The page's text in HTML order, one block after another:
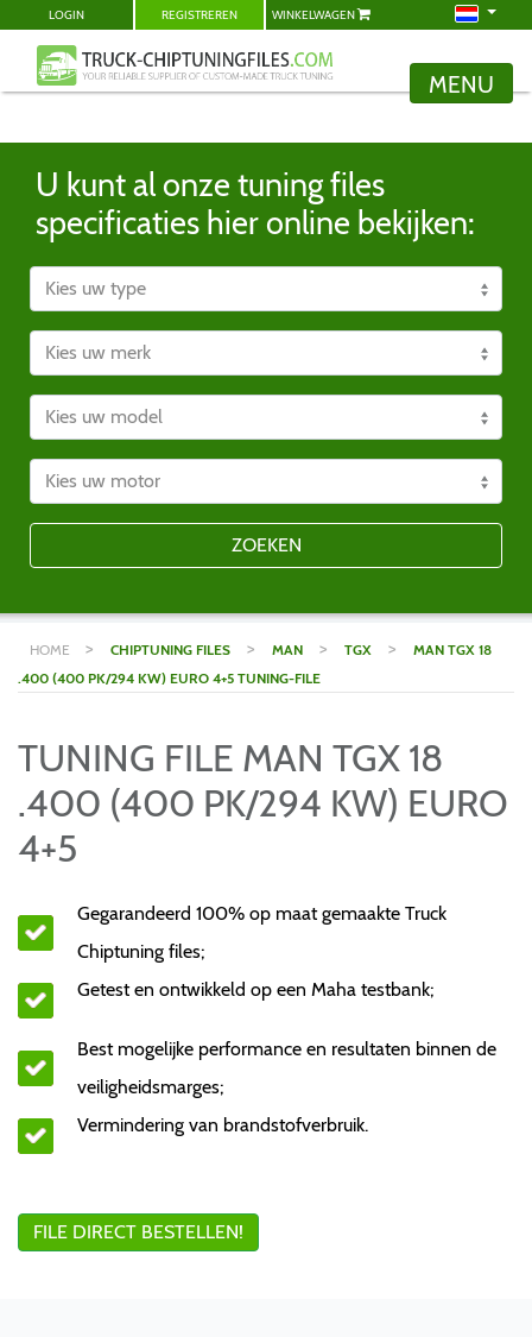
LOGIN REGISTREREN WINKELWAGEN
MENU
U kunt al onze tuning files
specificaties hier online bekijken:
ZOEKEN
HOME > CHIPTUNING FILES > MAN > TGX >
MAN TGX 18
.400 (400 PK/294 KW) EURO 4+5 TUNING-FILE
TUNING FILE MAN TGX 18
.400 (400 PK/294 KW) EURO
4+5
Gegarandeerd 100% op maat gemaakte Truck
Chiptuning files;
Getest en ontwikkeld op een Maha testbank;
Best mogelijke performance en resultaten binnen de
veiligheidsmarges;
Vermindering van brandstofverbruik.
FILE DIRECT BESTELLEN!